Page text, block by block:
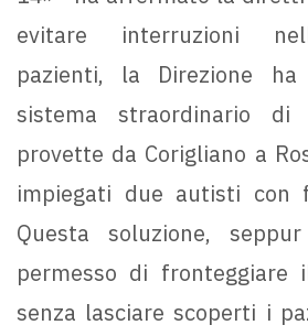
evitare interruzioni
pazienti, la Direzione ha
sistema straordinario di
provette da Corigliano a
impiegati due autisti con
Questa soluzione,
permesso di fronteggiare
senza lasciare scoperti i